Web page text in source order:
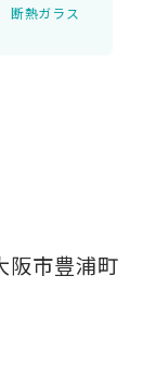
断熱ガラス
阪市豊浦町